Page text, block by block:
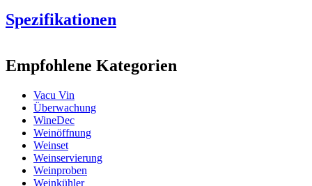
Spezifikationen
ProduktnummerV3630360
Abmessungen (BxHxT cm)
Gewicht (kg)
Höhe (cm)10
Breite (cm)
Tiefe (cm)9
wine accessories
Empfohlene Kategorien
Vacu Vin
Überwachung
WineDec
Weinöffnung
Weinset
Weinservierung
Weinproben
Weinkühler